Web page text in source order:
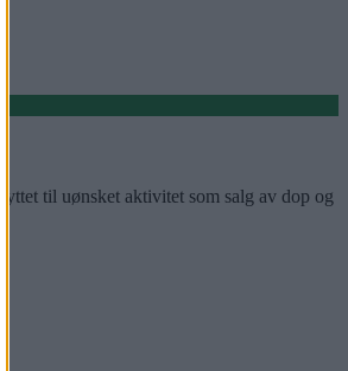
til uønsket aktivitet som salg av dop og